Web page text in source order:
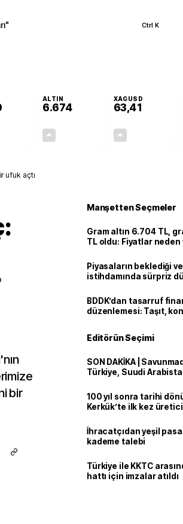
" Ctrl K
ALTIN
6.674
XAGUSD
63,41
ufuk açtı
bir
Manşetten Seçmeler
Gram altın 6.704 TL,
TL oldu: Fiyatlar
Piyasaların beklediği
istihdamında sürpriz
BDDK’dan tasarruf
düzenlemesi: Taşıt,
Editörün Seçimi
SON DAKİKA |
Türkiye, Suudi
100 yıl sonra tarihi
Kerkük’te ilk kez
İhracatçıdan yeşil
kademe talebi
Türkiye ile KKTC
hattı için imzalar atıldı